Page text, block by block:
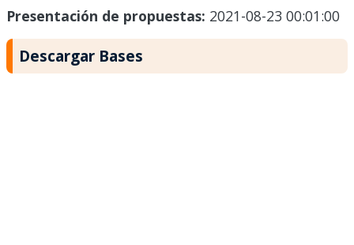
Presentación de propuestas: 2021-08-23 00:01:00
Descargar Bases